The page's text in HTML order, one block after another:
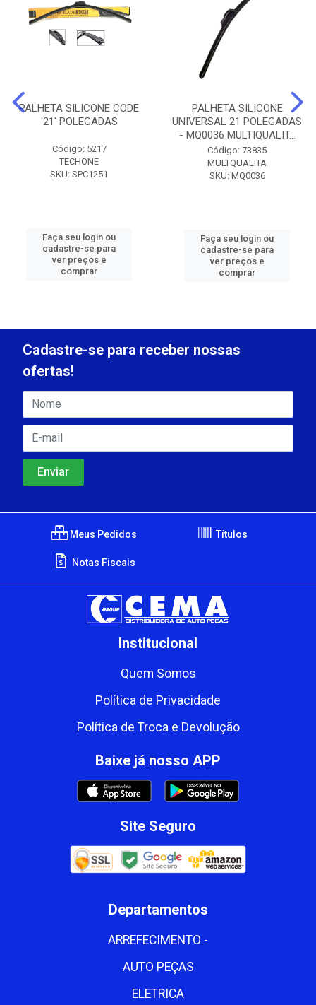
PALHETA SILICONE CODE
'21' POLEGADAS
Código: 5217
TECHONE
SKU: SPC1251
Faça seu login ou
cadastre-se para
ver preços e
comprar
PALHETA SILICONE
UNIVERSAL 21 POLEGADAS
- MQ0036 MULTIQUALIT...
Código: 73835
MULTQUALITA
SKU: MQ0036
Faça seu login ou
cadastre-se para
ver preços e
comprar
Cadastre-se para receber nossas
ofertas!
Meus Pedidos Títulos
Notas Fiscais
Institucional
Quem Somos
Política de Privacidade
Política de Troca e Devolução
Baixe já nosso APP
Site Seguro
Departamentos
ARREFECIMENTO -
AUTO PEÇAS
ELETRICA